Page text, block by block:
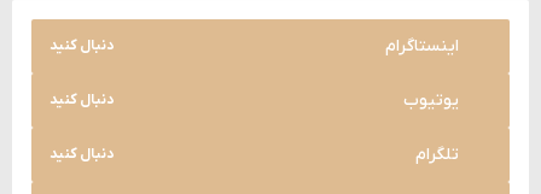
اینستاگرام دنبال کنید
یوتیوب دنبال کنید
تلگرام دنبال کنید